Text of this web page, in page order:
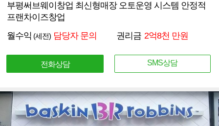
부평써브웨이창업 최신형매장 오토운영 시스템 안정적
프랜차이즈창업
월수익 (세전) 담당자 문의 권리금 2억8천 만원
전화상담 SMS상담